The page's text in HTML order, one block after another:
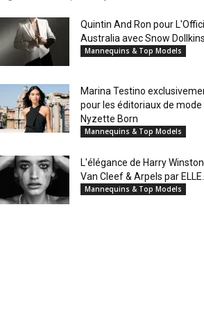
Quintin And Ron pour
Australia avec Snow
Mannequins & Top Models
Marina Testino
pour les éditoriaux de mode
Nyzette Born
Mannequins & Top Models
L'élégance de Harry
Van Cleef & Arpels par ELLE...
Mannequins & Top Models